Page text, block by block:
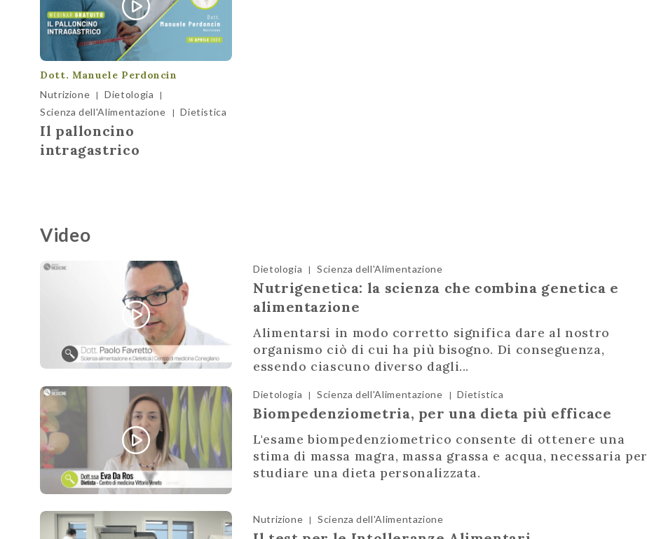
Dott. Manuele Perdoncin
Nutrizione | Dietologia |
Scienza dell'Alimentazione | Dietistica
Il palloncino
intragastrico
Video
Dietologia | Scienza dell'Alimentazione
Nutrigenetica: la scienza che combina genetica e
alimentazione
Alimentarsi in modo corretto significa dare al nostro
organismo ciò di cui ha più bisogno. Di conseguenza,
essendo ciascuno diverso dagli...
Dietologia | Scienza dell'Alimentazione | Dietistica
Biompedenziometria, per una dieta più efficace
L'esame biompedenziometrico consente di ottenere una
stima di massa magra, massa grassa e acqua, necessaria per
studiare una dieta personalizzata.
Nutrizione | Scienza dell'Alimentazione